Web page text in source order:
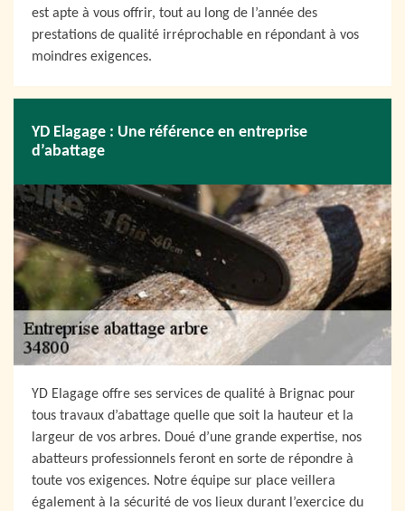
est apte à vous offrir, tout au long de l’année des
prestations de qualité irréprochable en répondant à vos
moindres exigences.
YD Elagage : Une référence en entreprise
d’abattage
YD Elagage offre ses services de qualité à Brignac pour
tous travaux d’abattage quelle que soit la hauteur et la
largeur de vos arbres. Doué d’une grande expertise, nos
abatteurs professionnels feront en sorte de répondre à
toute vos exigences. Notre équipe sur place veillera
également à la sécurité de vos lieux durant l’exercice du